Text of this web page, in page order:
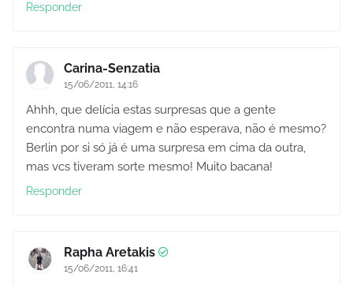
Responder
Carina-Senzatia
15/06/2011, 14:16
Ahhh, que delícia estas surpresas que a gente
encontra numa viagem e não esperava, não é mesmo?
Berlin por si só já é uma surpresa em cima da outra,
mas vcs tiveram sorte mesmo! Muito bacana!
Responder
Rapha Aretakis
15/06/2011, 16:41